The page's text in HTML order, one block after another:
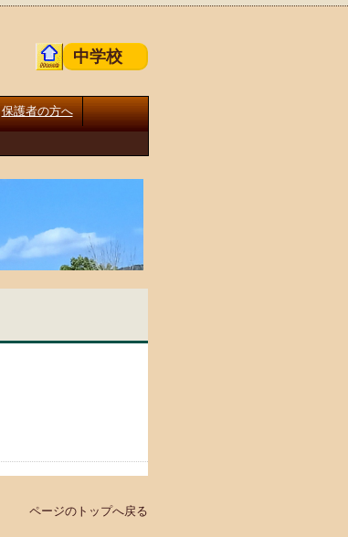
中学校
保護者の方へ
ページのトップへ戻る